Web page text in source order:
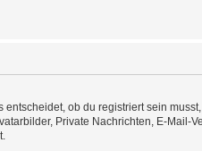
ob du registriert sein
Private Nachrichten, E-